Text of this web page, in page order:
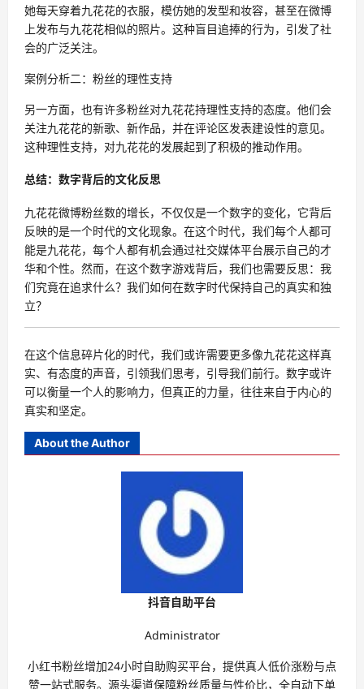
她每天穿着九花花的衣服，模仿她的发型和妆容，甚至在微博
上发布与九花花相似的照片。这种盲目追捧的行为，引发了社
会的广泛关注。
案例分析二：粉丝的理性支持
另一方面，也有许多粉丝对九花花持理性支持的态度。他们会
关注九花花的新歌、新作品，并在评论区发表建设性的意见。
这种理性支持，对九花花的发展起到了积极的推动作用。
总结：数字背后的文化反思
九花花微博粉丝数的增长，不仅仅是一个数字的变化，它背后
反映的是一个时代的文化现象。在这个时代，我们每个人都可
能是九花花，每个人都有机会通过社交媒体平台展示自己的才
华和个性。然而，在这个数字游戏背后，我们也需要反思：我
们究竟在追求什么？我们如何在数字时代保持自己的真实和独
立？
在这个信息碎片化的时代，我们或许需要更多像九花花这样真
实、有态度的声音，引领我们思考，引导我们前行。数字或许
可以衡量一个人的影响力，但真正的力量，往往来自于内心的
真实和坚定。
About the Author
抖音自助平台
Administrator
小红书粉丝增加24小时自助购买平台，提供真人低价涨粉与点
赞一站式服务。源头渠道保障粉丝质量与性价比，全自动下单